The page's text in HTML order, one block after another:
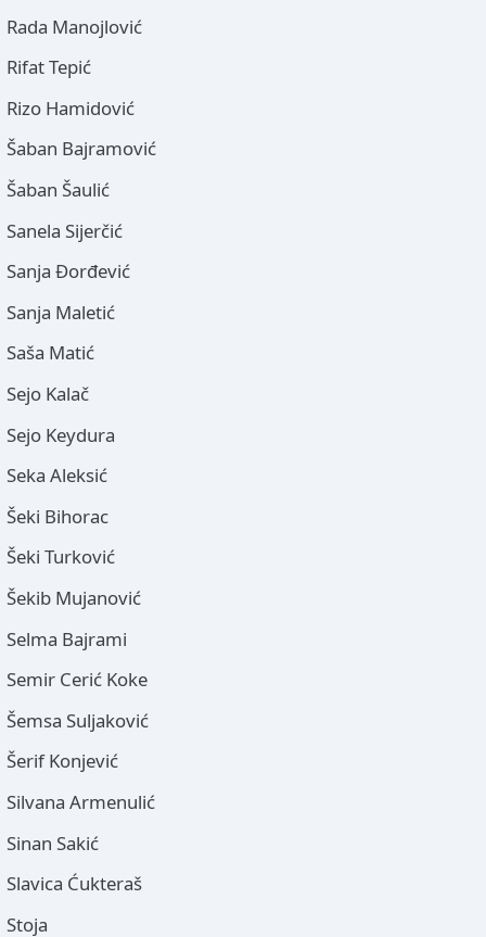
Rada Manojlović
Rifat Tepić
Rizo Hamidović
Šaban Bajramović
Šaban Šaulić
Sanela Sijerčić
Sanja Đorđević
Sanja Maletić
Saša Matić
Sejo Kalač
Sejo Keydura
Seka Aleksić
Šeki Bihorac
Šeki Turković
Šekib Mujanović
Selma Bajrami
Semir Cerić Koke
Šemsa Suljaković
Šerif Konjević
Silvana Armenulić
Sinan Sakić
Slavica Ćukteraš
Stoja